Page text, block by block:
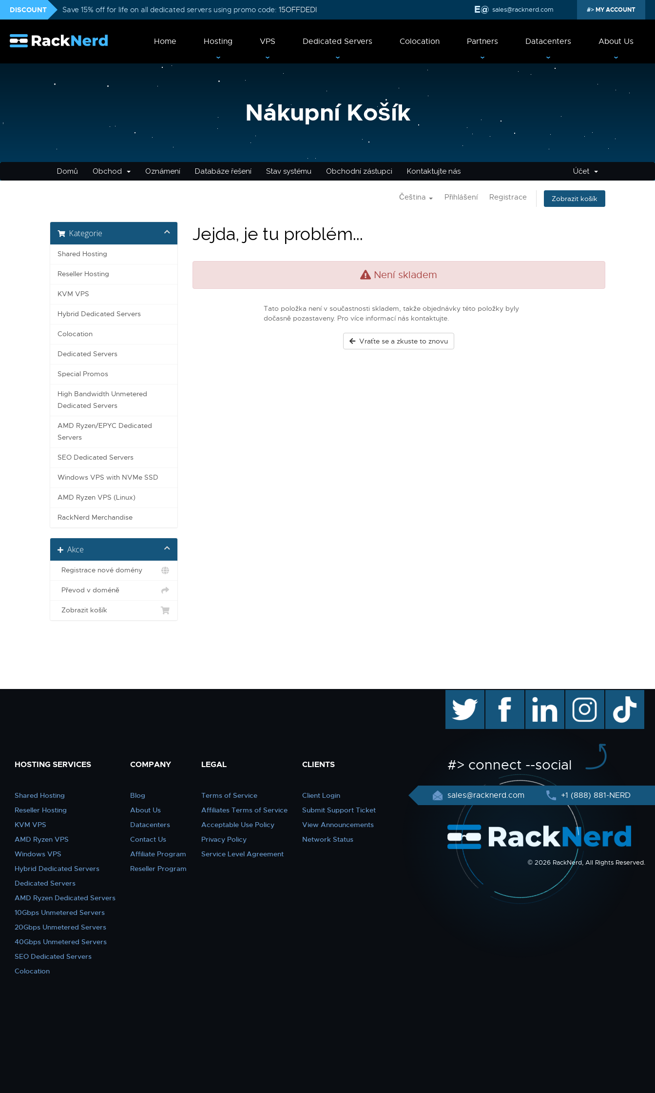
DISCOUNT Save 15% off for life on all dedicated servers using promo code: 15OFFDEDI sales@racknerd.com MY ACCOUNT
Home Hosting VPS Dedicated Servers Colocation Partners Datacenters About Us
Nákupní Košík
Domů Obchod Oznámení Databáze řešení Stav systému Obchodní zástupci Kontaktujte nás Účet
Čeština Přihlášení Registrace Zobrazit košík
Kategorie
Shared Hosting
Reseller Hosting
KVM VPS
Hybrid Dedicated Servers
Colocation
Dedicated Servers
Special Promos
High Bandwidth Unmetered
Dedicated Servers
AMD Ryzen/EPYC Dedicated
Servers
SEO Dedicated Servers
Windows VPS with NVMe SSD
AMD Ryzen VPS (Linux)
RackNerd Merchandise
Akce
Registrace nové domény
Převod v doméně
Zobrazit košík
Jejda, je tu problém...
Není skladem
Tato položka není v součastnosti skladem, takže objednávky této položky byly
dočasně pozastaveny. Pro více informací nás kontaktujte.
Vraťte se a zkuste to znovu
HOSTING SERVICES
Shared Hosting
Reseller Hosting
KVM VPS
AMD Ryzen VPS
Windows VPS
Hybrid Dedicated Servers
Dedicated Servers
AMD Ryzen Dedicated Servers
10Gbps Unmetered Servers
20Gbps Unmetered Servers
40Gbps Unmetered Servers
SEO Dedicated Servers
Colocation
COMPANY
Blog
About Us
Datacenters
Contact Us
Affiliate Program
Reseller Program
LEGAL
Terms of Service
Affiliates Terms of Service
Acceptable Use Policy
Privacy Policy
Service Level Agreement
CLIENTS
Client Login
Submit Support Ticket
View Announcements
Network Status
facebook linkedin instagram TikTok
#> connect --social
sales@racknerd.com +1 (888) 881-NERD
© 2026 RackNerd, All Rights Reserved.